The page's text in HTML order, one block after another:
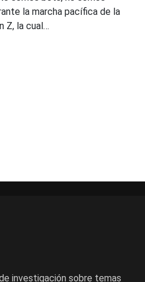
la marcha pacífica de la
Z, la cual…
investigación sobre temas